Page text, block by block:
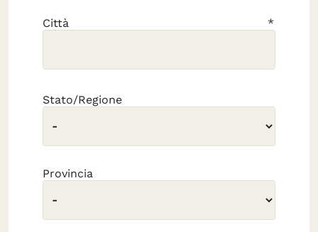
Città
Stato/Regione
Provincia